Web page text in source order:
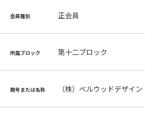
会員種別 正会員
所属ブロック 第十二ブロック
商号または名称 （株）ベルウッドデザイン